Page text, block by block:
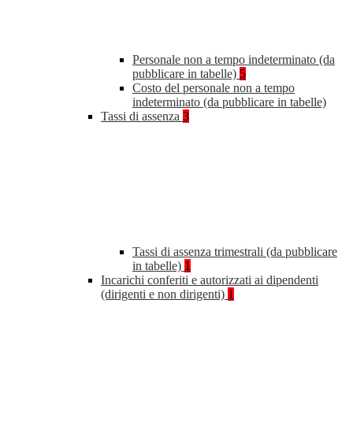
Personale non a tempo indeterminato (da
pubblicare in tabelle) 5
Costo del personale non a tempo
indeterminato (da pubblicare in tabelle)
Tassi di assenza 3
Tassi di assenza trimestrali (da pubblicare
in tabelle) 1
Incarichi conferiti e autorizzati ai dipendenti
(dirigenti e non dirigenti) 1